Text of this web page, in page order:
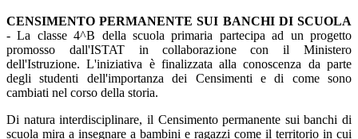
CENSIMENTO PERMANENTE SUI BANCHI DI SCUOLA
- La classe 4^B della scuola primaria partecipa ad un progetto
promosso dall'ISTAT in collaborazione con il Ministero
dell'Istruzione. L'iniziativa è finalizzata alla conoscenza da parte
degli studenti dell'importanza dei Censimenti e di come sono
cambiati nel corso della storia.
Di natura interdisciplinare, il Censimento permanente sui banchi di
scuola mira a insegnare a bambini e ragazzi come il territorio in cui